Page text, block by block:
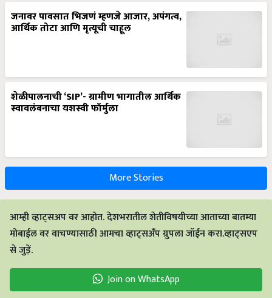
जनावर पावसात भिजणं म्हणजे आजार, अपंगत्व,
आर्थिक तोटा आणि मृत्यूची चाहूल
शेळीपालनाची ‘SIP’- ग्रामीण भागातील आर्थिक
स्वावलंबनाचा यशस्वी फॉर्मुला
More Stories
आम्ही व्हाट्सअप वर आहोत. देशभरातील शेतीविषयीच्या आताच्या बातम्या
मोबाईल वर वाचण्यासाठी आमचा व्हाट्सअँप ग्रुपला जॉईन करा.व्हाट्सएप
से जुड़ें.
Join on WhatsApp